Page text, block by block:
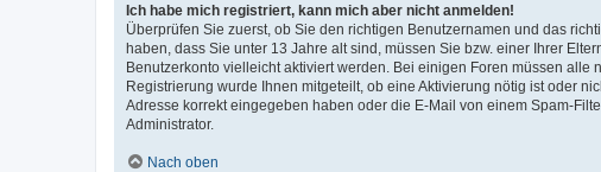
Ich habe mich registriert, kann mich aber nicht anmelden!
Überprüfen Sie zuerst, ob Sie den richtigen Benutzernamen und das
haben, dass Sie unter 13 Jahre alt sind, müssen Sie bzw. einer Ihrer
Benutzerkonto vielleicht aktiviert werden. Bei einigen Foren müssen
Registrierung wurde Ihnen mitgeteilt, ob eine Aktivierung nötig ist oder
Adresse korrekt eingegeben haben oder die E-Mail von einem Spam-
Administrator.
Nach oben